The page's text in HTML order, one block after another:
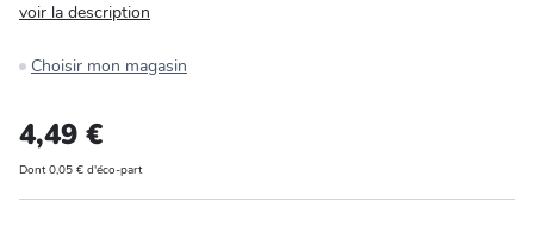
voir la description
Choisir mon magasin
4,49 €
Dont 0,05 € d'éco-part